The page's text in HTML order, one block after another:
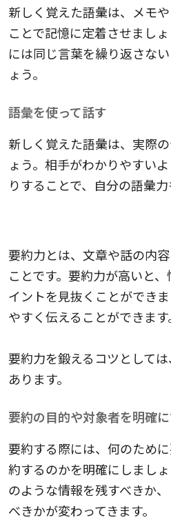
新しく覚えた語彙は、メモ
ことで記憶に定着させまし
には同じ言葉を繰り返さな
ょう。
語彙を使って話す
新しく覚えた語彙は、実際
ょう。相手がわかりやすい
りすることで、自分の語彙力
要約力とは、文章や話の内
ことです。要約力が高いと
イントを見抜くことができ
やすく伝えることができます
要約力を鍛えるコツとして
あります。
要約の目的や対象者を明確
要約する際には、何のため
約するのかを明確にしまし
のような情報を残すべきか
べきかが変わってきます。